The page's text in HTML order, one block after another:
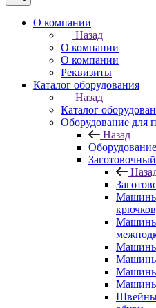
О компании
Назад
О компании
О компании
Реквизиты
Каталог оборудования
Назад
Каталог
Оборудование для
Назад
Машины
Машины
Машины
Машины
Машины
Машины